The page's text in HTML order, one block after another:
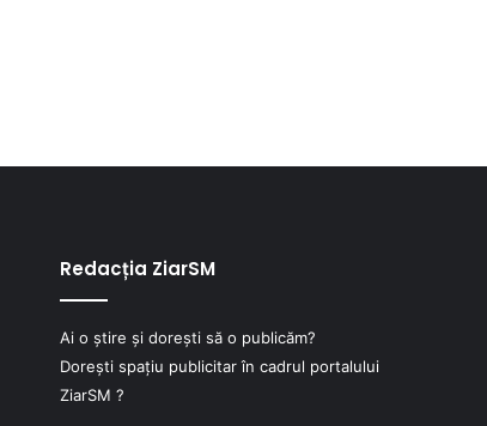
Redacția ZiarSM
Ai o știre și dorești să o publicăm?
Dorești spațiu publicitar în cadrul portalului
ZiarSM ?